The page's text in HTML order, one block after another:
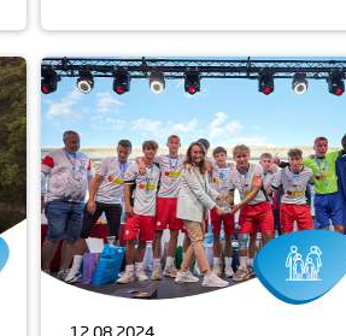
12.08.2024